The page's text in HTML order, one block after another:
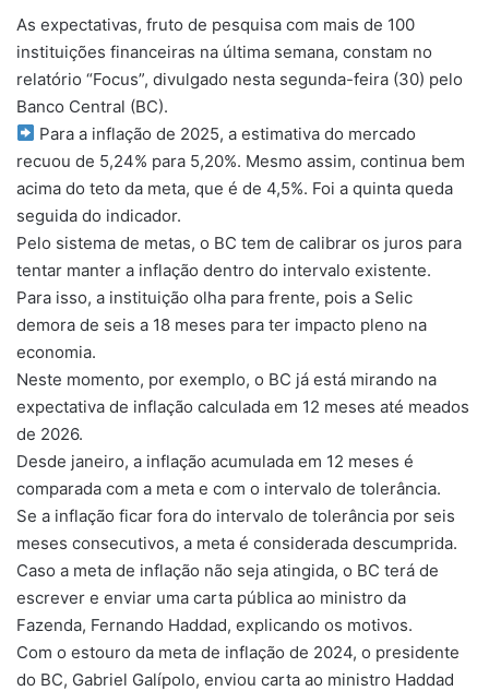
As expectativas, fruto de pesquisa com mais de 100
instituições financeiras na última semana, constam no
relatório “Focus”, divulgado nesta segunda-feira (30) pelo
Banco Central (BC).
Para a inflação de 2025, a estimativa do mercado
recuou de 5,24% para 5,20%. Mesmo assim, continua bem
acima do teto da meta, que é de 4,5%. Foi a quinta queda
seguida do indicador.
Pelo sistema de metas, o BC tem de calibrar os juros para
tentar manter a inflação dentro do intervalo existente.
Para isso, a instituição olha para frente, pois a Selic
demora de seis a 18 meses para ter impacto pleno na
economia.
Neste momento, por exemplo, o BC já está mirando na
expectativa de inflação calculada em 12 meses até meados
de 2026.
Desde janeiro, a inflação acumulada em 12 meses é
comparada com a meta e com o intervalo de tolerância.
Se a inflação ficar fora do intervalo de tolerância por seis
meses consecutivos, a meta é considerada descumprida.
Caso a meta de inflação não seja atingida, o BC terá de
escrever e enviar uma carta pública ao ministro da
Fazenda, Fernando Haddad, explicando os motivos.
Com o estouro da meta de inflação de 2024, o presidente
do BC, Gabriel Galípolo, enviou carta ao ministro Haddad